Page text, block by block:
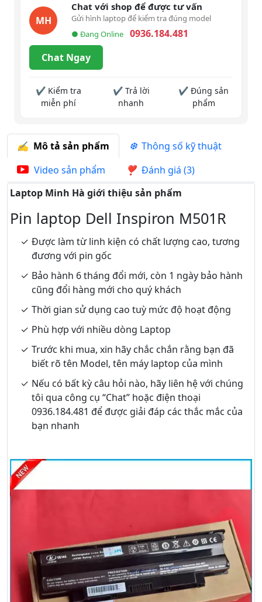
MH
Chat với shop để được tư vấn
Gửi hình laptop để kiểm tra đúng model
● Đang Online
0936.184.481
Chat Ngay
✔ Kiểm tra
miễn phí
✔ Trả lời
nhanh
✔ Đúng sản
phẩm
Mô tả sản phẩm
Thông số kỹ thuật
Video sản phẩm
Đánh giá (3)
Laptop Minh Hà giới thiệu sản phẩm
Pin laptop Dell Inspiron M501R
Được làm từ linh kiện có chất lượng cao, tương
đương với pin gốc
Bảo hành 6 tháng đổi mới, còn 1 ngày bảo hành
cũng đổi hàng mới cho quý khách
Thời gian sử dụng cao tuỳ mức độ hoạt động
Phù hợp với nhiều dòng Laptop
Trước khi mua, xin hãy chắc chắn rằng bạn đã
biết rõ tên Model, tên máy laptop của mình
Nếu có bất kỳ câu hỏi nào, hãy liên hệ với chúng
tôi qua công cụ “Chat” hoặc điện thoại
0936.184.481 để được giải đáp các thắc mắc của
bạn nhanh